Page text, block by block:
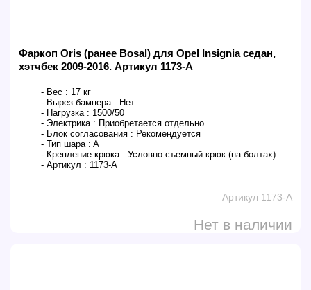
Фаркоп Oris (ранее Bosal) для Opel Insignia седан,
хэтчбек 2009-2016. Артикул 1173-A
- Вес : 17 кг
- Вырез бампера : Нет
- Нагрузка : 1500/50
- Электрика : Приобретается отдельно
- Блок согласования : Рекомендуется
- Тип шара : A
- Крепление крюка : Условно съемный крюк (на болтах)
- Артикул : 1173-A
Артикул 1173-A
Нет в наличии